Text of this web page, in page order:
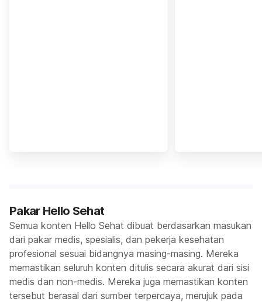
Pakar Hello Sehat
Semua konten Hello Sehat dibuat berdasarkan masukan
dari pakar medis, spesialis, dan pekerja kesehatan
profesional sesuai bidangnya masing-masing. Mereka
memastikan seluruh konten ditulis secara akurat dari sisi
medis dan non-medis. Mereka juga memastikan konten
tersebut berasal dari sumber terpercaya, merujuk pada